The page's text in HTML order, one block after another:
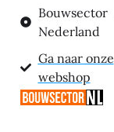
Bouwsector
Nederland
Ga naar onze
webshop